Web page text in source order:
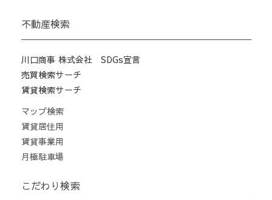
ー
ジ
り
不動産検索
川口商事 株式会社 SDGs宣言
売買検索サーチ
賃貸検索サーチ
マップ検索
賃貸居住用
賃貸事業用
月極駐車場
こだわり検索